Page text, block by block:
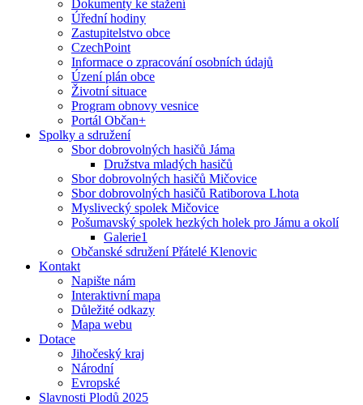
Dokumenty ke stažení
Úřední hodiny
Zastupitelstvo obce
CzechPoint
Informace o zpracování osobních údajů
Úzení plán obce
Životní situace
Program obnovy vesnice
Portál Občan+
Spolky a sdružení
Sbor dobrovolných hasičů Jáma
Družstva mladých hasičů
Sbor dobrovolných hasičů Mičovice
Sbor dobrovolných hasičů Ratiborova Lhota
Myslivecký spolek Mičovice
Pošumavský spolek hezkých holek pro Jámu a okolí
Galerie1
Občanské sdružení Přátelé Klenovic
Kontakt
Napište nám
Interaktivní mapa
Důležité odkazy
Mapa webu
Dotace
Jihočeský kraj
Národní
Evropské
Slavnosti Plodů 2025